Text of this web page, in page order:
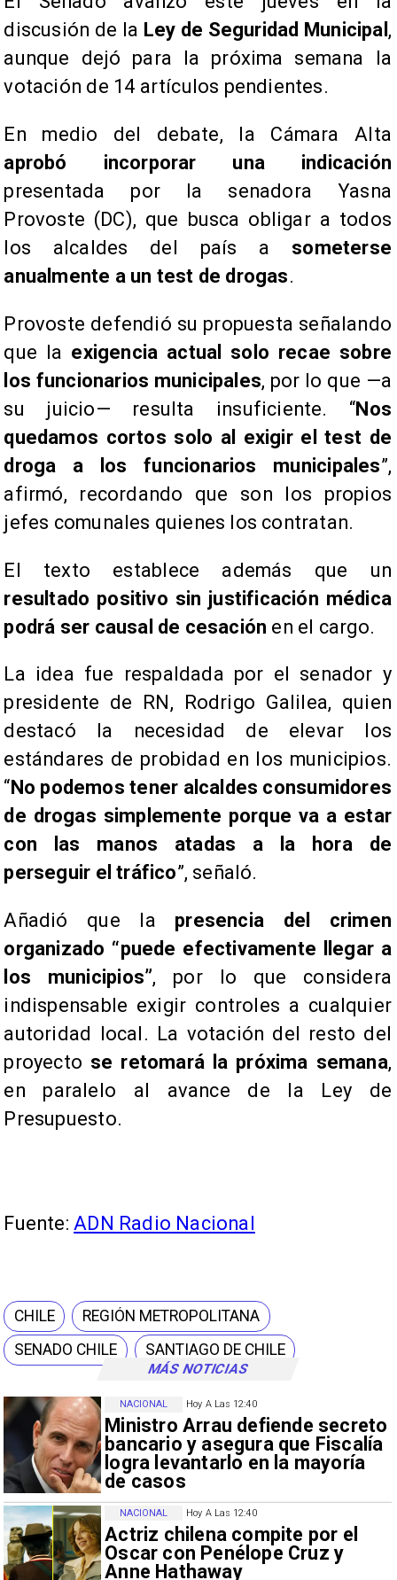
MÁS NOTICIAS
Hoy A Las 12:40
Ministro Arrau defiende secreto
bancario y asegura que Fiscalía
logra levantarlo en la mayoría
de casos
NACIONAL
Hoy A Las 12:40
Actriz chilena compite por el
Oscar con Penélope Cruz y
Anne Hathaway
NACIONAL
discusión de la Ley de Seguridad Municipal ,
aunque dejó para la próxima semana la
votación de 14 artículos pendientes.
En medio del debate, la Cámara Alta
aprobó incorporar una indicación
presentada por la senadora Yasna
Provoste (DC), que busca obligar a todos
los alcaldes del país a someterse
anualmente a un test de drogas.
Provoste defendió su propuesta señalando
que la exigencia actual solo recae sobre
los funcionarios municipales, por lo que —a
su juicio— resulta insuficiente. “Nos
quedamos cortos solo al exigir el test de
droga a los funcionarios municipales”,
afirmó, recordando que son los propios
jefes comunales quienes los contratan.
El texto establece además que un
resultado positivo sin justificación médica
podrá ser causal de cesación en el cargo.
La idea fue respaldada por el senador y
presidente de RN, Rodrigo Galilea, quien
destacó la necesidad de elevar los
estándares de probidad en los municipios.
“ No podemos tener alcaldes consumidores
de drogas simplemente porque va a estar
con las manos atadas a la hora de
perseguir el tráfico”, señaló.
Añadió que la presencia del crimen
organizado “puede efectivamente llegar a
los municipios”, por lo que considera
indispensable exigir controles a cualquier
autoridad local. La votación del resto del
proyecto se retomará la próxima semana,
en paralelo al avance de la Ley de
Presupuesto.
Fuente:ADN Radio Nacional
CHILE
REGIÓN METROPOLITANA
SENADO CHILE
SANTIAGO DE CHILE